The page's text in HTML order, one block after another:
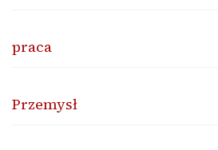
praca
Przemysł